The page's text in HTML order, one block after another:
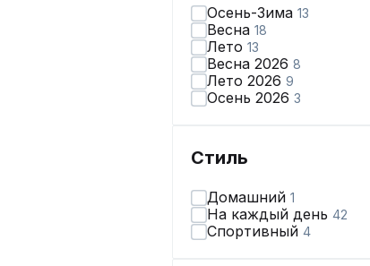
Осень-Зима 13
Весна 18
Лето 13
Весна 2026 8
Лето 2026 9
Осень 2026 3
Стиль
Домашний 1
На каждый день 42
Спортивный 4